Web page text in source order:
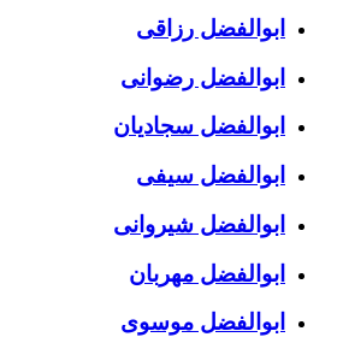
ابوالفضل رزاقی
ابوالفضل رضوانی
ابوالفضل سجادیان
ابوالفضل سیفی
ابوالفضل شیروانی
ابوالفضل مهربان
ابوالفضل موسوی